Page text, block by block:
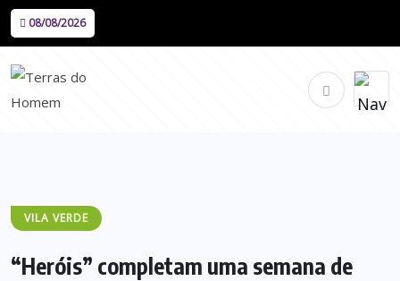
08/08/2026
VILA VERDE
“Heróis” completam uma semana de